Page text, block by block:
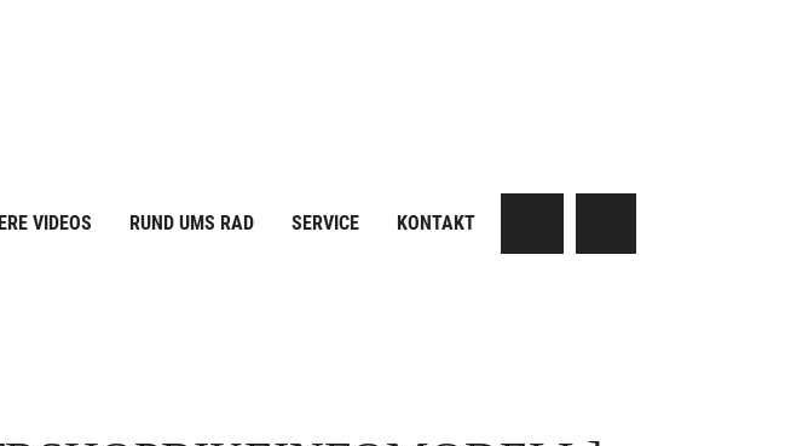
VIDEOS RUND UMS RAD SERVICE KONTAKT